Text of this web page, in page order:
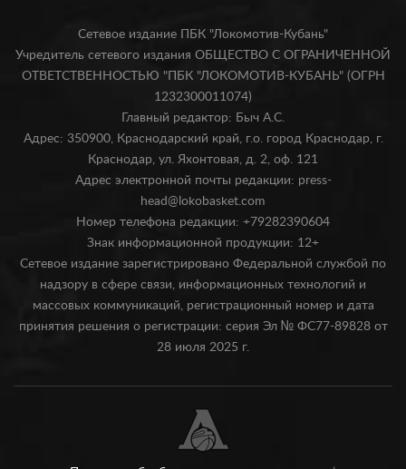
Сетевое издание ПБК "Локомотив-Кубань"
Учредитель сетевого издания ОБЩЕСТВО С ОГРАНИЧЕННОЙ
ОТВЕТСТВЕННОСТЬЮ "ПБК "ЛОКОМОТИВ-КУБАНЬ" (ОГРН
1232300011074)
Главный редактор: Быч А.С.
Адрес: 350900, Краснодарский край, г.о. город Краснодар, г.
Краснодар, ул. Яхонтовая, д. 2, оф. 121
Адрес электронной почты редакции: press-
head@lokobasket.com
Номер телефона редакции: +79282390604
Знак информационной продукции: 12+
Сетевое издание зарегистрировано Федеральной службой по
надзору в сфере связи, информационных технологий и
массовых коммуникаций, регистрационный номер и дата
принятия решения о регистрации: серия Эл № ФС77-89828 от
28 июля 2025 г.